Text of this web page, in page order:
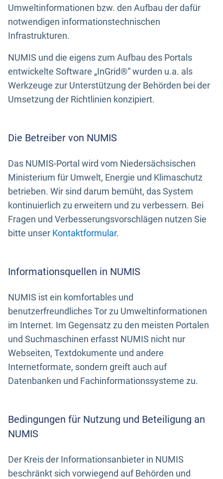
Umweltinformationen bzw. den Aufbau der dafür
notwendigen informationstechnischen
Infrastrukturen.
NUMIS und die eigens zum Aufbau des Portals
entwickelte Software „InGrid®“ wurden u.a. als
Werkzeuge zur Unterstützung der Behörden bei der
Umsetzung der Richtlinien konzipiert.
Die Betreiber von NUMIS
Das NUMIS-Portal wird vom Niedersächsischen
Ministerium für Umwelt, Energie und Klimaschutz
betrieben. Wir sind darum bemüht, das System
kontinuierlich zu erweitern und zu verbessern. Bei
Fragen und Verbesserungsvorschlägen nutzen Sie
bitte unser Kontaktformular.
Informationsquellen in NUMIS
NUMIS ist ein komfortables und
benutzerfreundliches Tor zu Umweltinformationen
im Internet. Im Gegensatz zu den meisten Portalen
und Suchmaschinen erfasst NUMIS nicht nur
Webseiten, Textdokumente und andere
Internetformate, sondern greift auch auf
Datenbanken und Fachinformationssysteme zu.
Bedingungen für Nutzung und Beteiligung an
NUMIS
Der Kreis der Informationsanbieter in NUMIS
beschränkt sich vorwiegend auf Behörden und